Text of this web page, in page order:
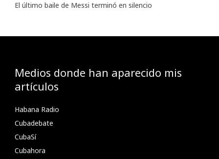
El último baile de Messi terminó en silencio
Medios donde han aparecido mis
artículos
Habana Radio
Cubadebate
CubaSí
Cubahora